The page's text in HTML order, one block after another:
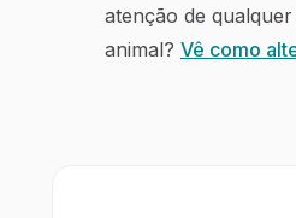
atenção de
animal? Vê como